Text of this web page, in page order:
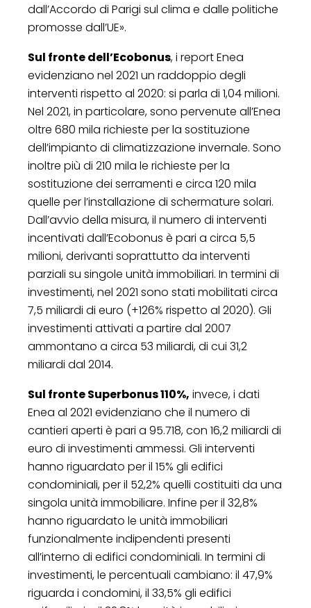
dall’Accordo di Parigi sul clima e dalle politiche
promosse dall’UE».
Sul fronte dell’Ecobonus, i report Enea
evidenziano nel 2021 un raddoppio degli
interventi rispetto al 2020: si parla di 1,04 milioni.
Nel 2021, in particolare, sono pervenute all’Enea
oltre 680 mila richieste per la sostituzione
dell’impianto di climatizzazione invernale. Sono
inoltre più di 210 mila le richieste per la
sostituzione dei serramenti e circa 120 mila
quelle per l’installazione di schermature solari.
Dall’avvio della misura, il numero di interventi
incentivati dall’Ecobonus è pari a circa 5,5
milioni, derivanti soprattutto da interventi
parziali su singole unità immobiliari. In termini di
investimenti, nel 2021 sono stati mobilitati circa
7,5 miliardi di euro (+126% rispetto al 2020). Gli
investimenti attivati a partire dal 2007
ammontano a circa 53 miliardi, di cui 31,2
miliardi dal 2014.
Sul fronte Superbonus 110%, invece, i dati
Enea al 2021 evidenziano che il numero di
cantieri aperti è pari a 95.718, con 16,2 miliardi di
euro di investimenti ammessi. Gli interventi
hanno riguardato per il 15% gli edifici
condominiali, per il 52,2% quelli costituiti da una
singola unità immobiliare. Infine per il 32,8%
hanno riguardato le unità immobiliari
funzionalmente indipendenti presenti
all’interno di edifici condominiali. In termini di
investimenti, le percentuali cambiano: il 47,9%
riguarda i condomini, il 33,5% gli edifici